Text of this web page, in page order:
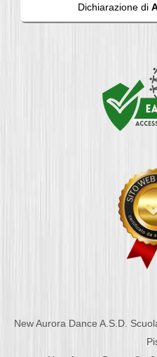
Dichiarazione di
New Aurora Dance A.S.D.